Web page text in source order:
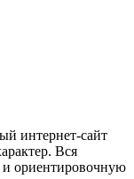
интернет-сайт
Вся
ориентировочную